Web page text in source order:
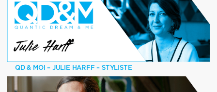
QD & MOI – JULIE HARFF – STYLISTE